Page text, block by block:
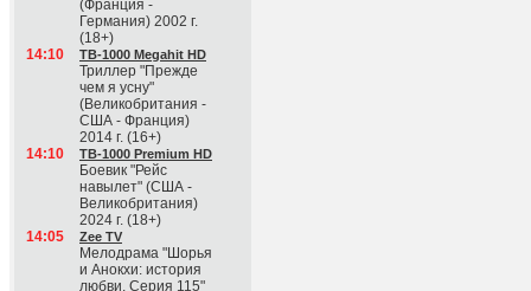
(Франция -
Германия) 2002 г.
(18+)
14:10
ТВ-1000 Megahit HD
Триллер "Прежде
чем я усну"
(Великобритания -
США - Франция)
2014 г. (16+)
14:10
ТВ-1000 Premium HD
Боевик "Рейс
навылет" (США -
Великобритания)
2024 г. (18+)
14:05
Zee TV
Мелодрама "Шорья
и Анокхи: история
любви. Серия 115"